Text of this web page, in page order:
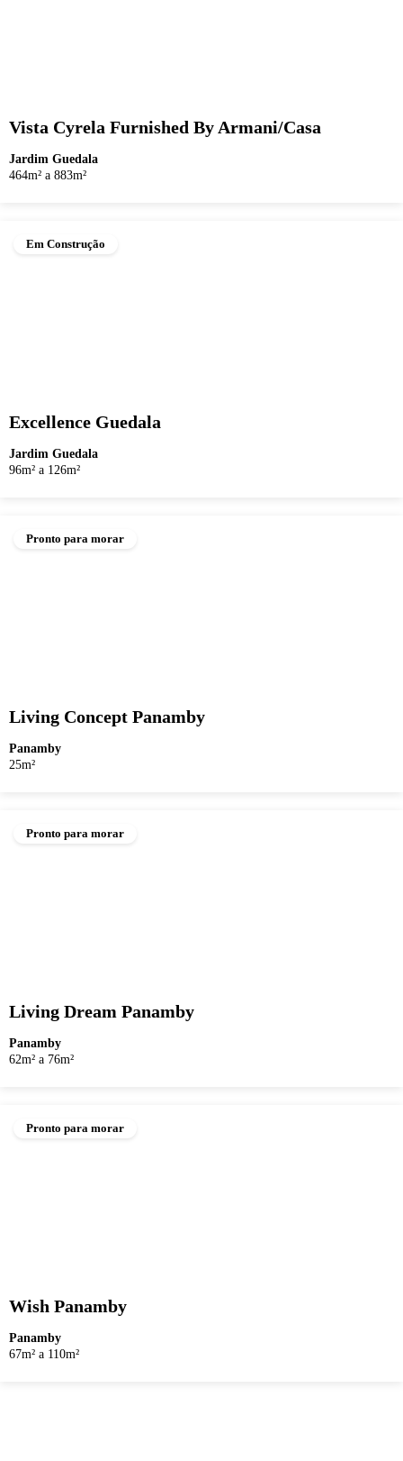
Vista Cyrela Furnished By Armani/Casa
Jardim Guedala
464m² a 883m²
Em Construção
Excellence Guedala
Jardim Guedala
96m² a 126m²
Pronto para morar
Living Concept Panamby
Panamby
25m²
Pronto para morar
Living Dream Panamby
Panamby
62m² a 76m²
Pronto para morar
Wish Panamby
Panamby
67m² a 110m²